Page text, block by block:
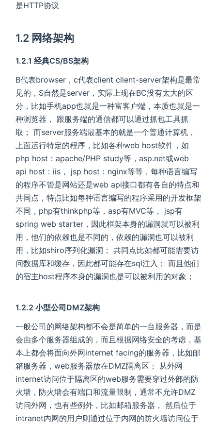
是HTTP协议
1.2 网络架构
1.2.1 经典CS/BS架构
B代表browser，c代表client client-server架构是最常
见的，S自然是server，实际上现在BC没有太大的区
分，比如手机app也就是一种富客户端，本质也就是一
种浏览器， 跟服务端的通信都可以通过抓包工具抓
取； 而server服务端最基本的就是一个普通计算机，
上面运行特定的程序，比如各种web host软件，如
php host：apache/PHP study等，asp.net或web
api host：iis， jsp host：nginx等等，每种语言编写
的程序不管是网站还是web api接口都有各自的特点和
共同点，特点比如每种语言编写的程序采用的开发框架
不同，php有thinkphp等，asp有MVC等， jsp有
spring web starter，因此框架本身的漏洞就可以被利
用，他们的依赖也是不同的，依赖的漏洞也可以被利
用，比如shiro序列化漏洞； 共同点比如都可能需要访
问数据库和缓存，因此都可能存在sql注入； 而且他们
的宿主host程序本身的漏洞也是可以被利用的对象；
1.2.2 小型公司DMZ架构
一般公司的网络架构都不会是简单的一台服务器，而是
会由多个服务器组成的，而且根据网络安全的考虑，基
本上都会将面向外网internet facing的服务器，比如邮
箱服务器，web服务器放在DMZ隔离区； 从外网
internet访问位于隔离区的web服务需要穿过外部的防
火墙，防火墙会有端口和流量限制，通常不允许DMZ
访问外网，也有些例外，比如邮箱服务器， 然后位于
intranet内网的用户则通过位于内网的防火墙访问位于